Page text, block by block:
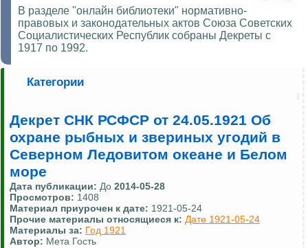
В разделе "онлайн библиотеки" нормативно-
правовых и законодательных актов Союза Советских
Социалистических Республик собраны Декреты с
1917 по 1992.
Категории
Декрет СНК РСФСР от 24.05.1921 Об
охране рыбных и звериных угодий в
Северном Ледовитом океане и Белом
море
Дата публикации: До 2014-05-28
Просмотров: 1408
Материал приурочен к дате: 1921-05-24
Прочие материалы относящиеся к: Дате 1921-05-24
Материалы за: Год 1921
Автор: Мета Гость